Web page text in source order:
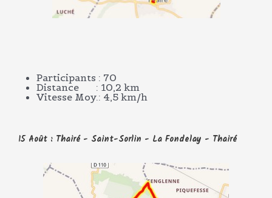
Participants : 70
Distance : 10,2 km
Vitesse Moy.: 4,5 km/h
15 Août : Thairé - Saint-Sorlin - La Fondelay - Thairé